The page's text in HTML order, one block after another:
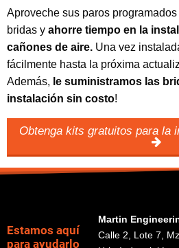
Aproveche sus paros
bridas y ahorre tiempo en la
cañones de aire. Una vez
fácilmente hasta la próxima
Además, le suministramos las
instalación sin costo!
Obtenga kits gratuitos para la
Estamos aquí
para ayudarlo
Martin
Calle 2, Lote 7, Mz